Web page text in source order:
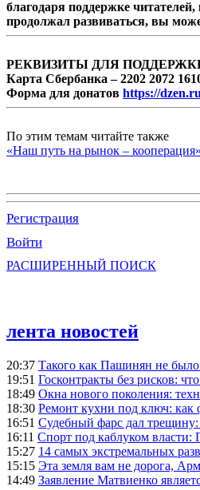
благодаря поддержке
продолжал развиваться, вы
РЕКВИЗИТЫ ДЛЯ
Карта Сбербанка – 2202 2072
Форма для донатов https://
По этим темам читайте также
«Наш путь на рынок – кооперация»
Регистрация
Войти
РАСШИРЕННЫЙ ПОИСК
лента новостей
20:37 Такого как Пашинян не
19:51 Госконтракты без рисков:
18:49 Окна нового поколения:
18:30 Ремонт кухни под ключ: как
16:51 Судебный фарс дал
16:11 Спорт под каблуком
15:27 14 самых экстремальных
15:15 Эта земля вам не дорога,
14:49 Заявление Матвиенко